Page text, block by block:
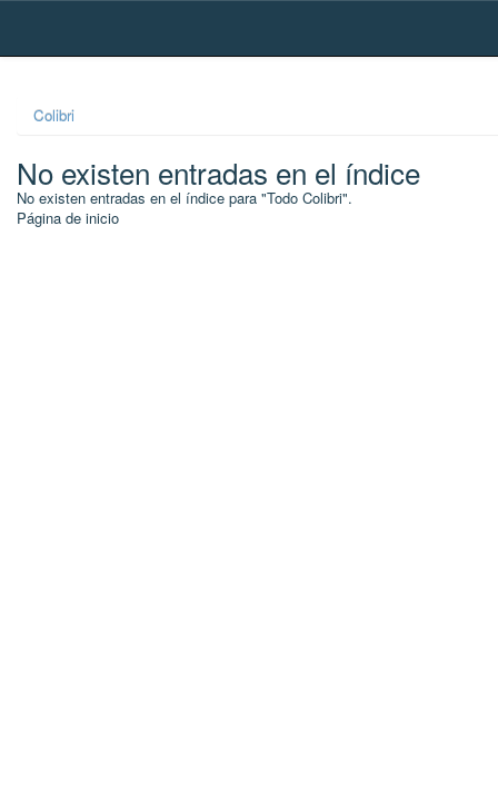
Skip
Colibri
No existen entradas en el índice
No existen entradas en el índice para "Todo Colibri".
Página de inicio